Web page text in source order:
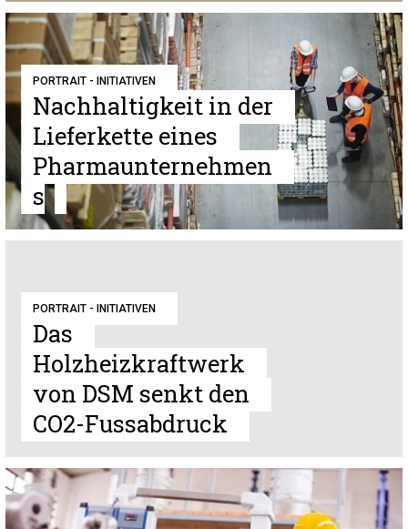
PORTRAIT - INITIATIVEN
Nachhaltigkeit in der
Lieferkette eines
Pharmaunternehmen
s
PORTRAIT - INITIATIVEN
Das
Holzheizkraftwerk
von DSM senkt den
CO2-Fussabdruck